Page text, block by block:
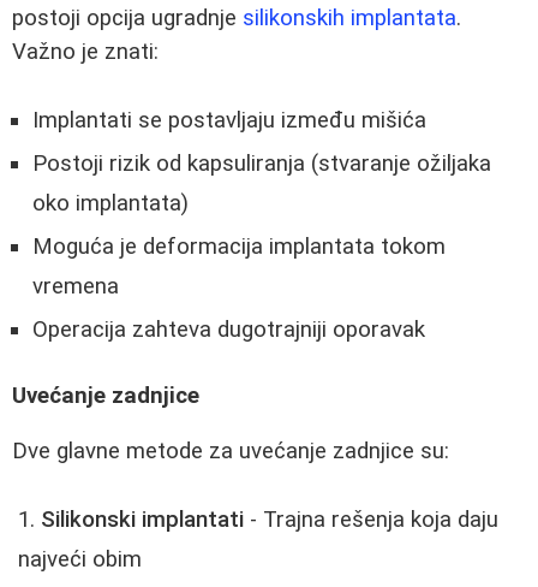
postoji opcija ugradnje silikonskih implantata.
Važno je znati:
Implantati se postavljaju između mišića
Postoji rizik od kapsuliranja (stvaranje ožiljaka
oko implantata)
Moguća je deformacija implantata tokom
vremena
Operacija zahteva dugotrajniji oporavak
Uvećanje zadnjice
Dve glavne metode za uvećanje zadnjice su:
Silikonski implantati - Trajna rešenja koja daju
najveći obim